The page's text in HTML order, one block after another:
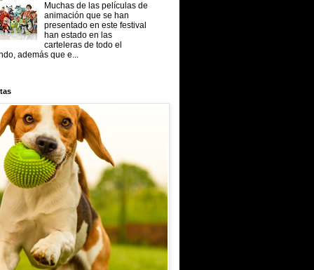
Muchas de las películas de
animación que se han
presentado en este festival
han estado en las
carteleras de todo el
además que e...